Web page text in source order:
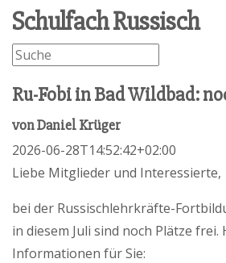
Schulfach Russisch
Ru-Fobi in Bad Wildbad:
vonDaniel Krüger
2026-06-28T14:52:42+02:00
Liebe Mitglieder und Interessierte,
bei der Russischlehrkräfte-
in diesem Juli sind noch Plätze frei.
Informationen für Sie: